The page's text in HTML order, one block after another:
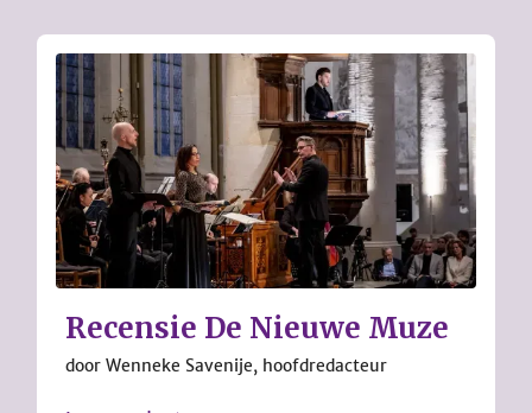
Recensie De Nieuwe Muze
door Wenneke Savenije, hoofdredacteur